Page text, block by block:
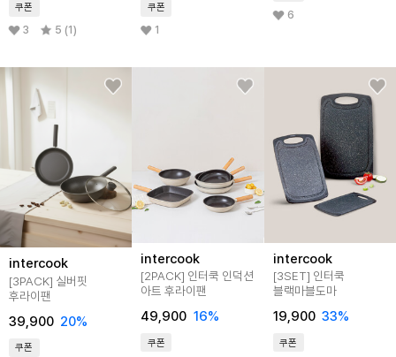
쿠폰
3 5 (1)
쿠폰
1
6
intercook
[3PACK] 실버핏
후라이팬
39,900 20%
쿠폰
intercook
[2PACK] 인터쿡 인덕션
아트 후라이팬
49,900 16%
쿠폰
intercook
[3SET] 인터쿡
블랙마블도마
19,900 33%
쿠폰